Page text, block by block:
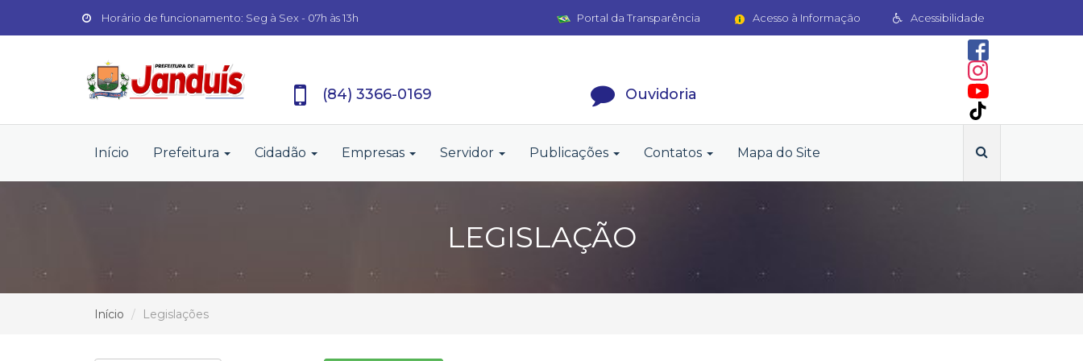
Horário de funcionamento: Seg à Sex - 07h às 13h Acessibilidade
Acesso à Informação
Portal da Transparência
(84) 3366-0169 Ouvidoria
Início Prefeitura Cidadão Empresas Servidor Publicações Contatos Mapa do Site
LEGISLAÇÃO
Início Legislações